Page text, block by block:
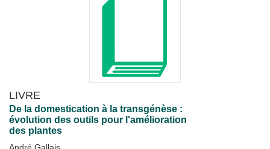
LIVRE
De la domestication à la transgénèse :
évolution des outils pour l'amélioration
des plantes